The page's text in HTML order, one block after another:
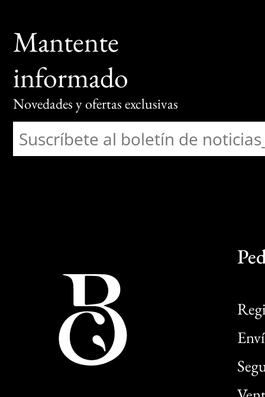
Mantente
informado
Novedades y ofertas exclusivas